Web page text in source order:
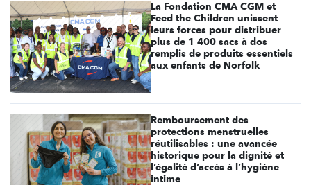
La Fondation CMA CGM et
Feed the Children unissent
leurs forces pour distribuer
plus de 1 400 sacs à dos
remplis de produits essentiels
aux enfants de Norfolk
Remboursement des
protections menstruelles
réutilisables : une avancée
historique pour la dignité et
l’égalité d’accès à l’hygiène
intime